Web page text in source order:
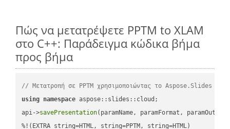
Πώς να μετατρέψετε PPTM to XLAM
στο C++: Παράδειγμα κώδικα βήμα
προς βήμα
// Μετατροπή σε PPTM χρησιμοποιώντας το Aspose.Slides
using namespace aspose::slides::cloud;
api->savePresentation(paramName, paramFormat,